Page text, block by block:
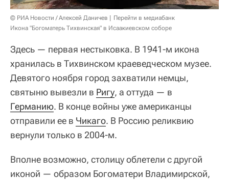
© РИА Новости / Алексей Даничев
Перейти в медиабанк
Икона "Богоматерь Тихвинская" в Исаакиевском соборе
Здесь — первая нестыковка. В 1941-м икона
хранилась в Тихвинском краеведческом музее.
Девятого ноября город захватили немцы,
святыню вывезли в Ригу, а оттуда — в
Германию. В конце войны уже американцы
отправили ее в Чикаго. В Россию реликвию
вернули только в 2004-м.
Вполне возможно, столицу облетели с другой
иконой — образом Богоматери Владимирской,